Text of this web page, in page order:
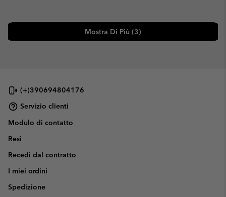
Mostra Di Più (3)
(+)390694804176
Servizio clienti
Modulo di contatto
Resi
Recedi dal contratto
I miei ordini
Spedizione